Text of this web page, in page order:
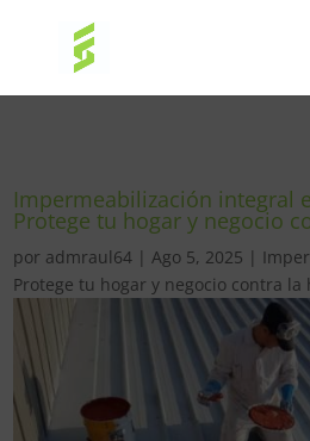
Impermeabilización integral
Protege tu hogar y negocio
por admraul64 |Ago 5, 2025 |
Protege tu hogar y negocio contra la